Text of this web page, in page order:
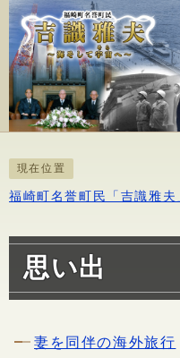
現在位置
福崎町名誉町民「吉識雅夫
思い出
妻を同伴の海外旅行